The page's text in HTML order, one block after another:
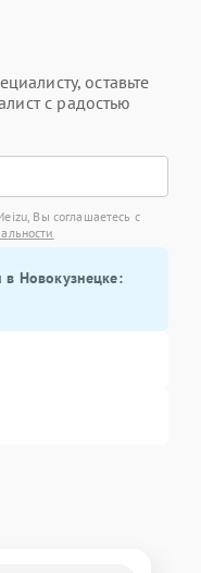
оставьте
с радостью
Вы соглашаетесь с
в Новокузнецке: